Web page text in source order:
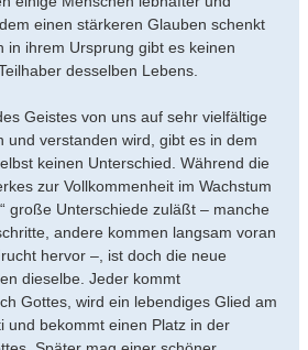
einen stärkeren Glauben schenkt
in ihrem Ursprung gibt es keinen
desselben Lebens.
Geistes von uns auf sehr vielfältige
und verstanden wird, gibt es in dem
keinen Unterschied. Während die
zur Vollkommenheit im Wachstum
große Unterschiede zuläßt – manche
andere kommen langsam voran
hervor –, ist doch die neue
dieselbe. Jeder kommt
Gottes, wird ein lebendiges Glied am
und bekommt einen Platz in der